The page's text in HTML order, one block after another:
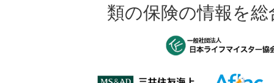
類の保険の情報を